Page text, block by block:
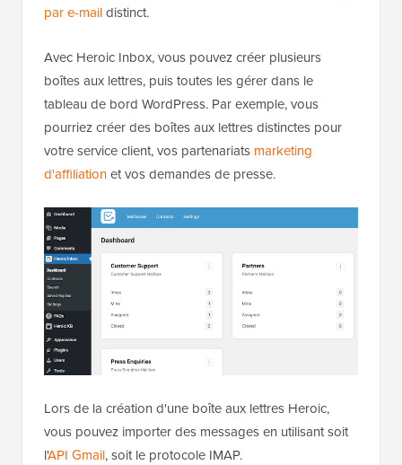
par e-maildistinct.
Avec Heroic Inbox, vous pouvez créer plusieurs
boîtes aux lettres, puis toutes les gérer dans le
tableau de bord WordPress. Par exemple, vous
pourriez créer des boîtes aux lettres distinctes pour
votre service client, vos partenariats marketing
d'affiliationet vos demandes de presse.
Lors de la création d'une boîte aux lettres Heroic,
vous pouvez importer des messages en utilisant soit
l'API Gmail, soit le protocole IMAP.